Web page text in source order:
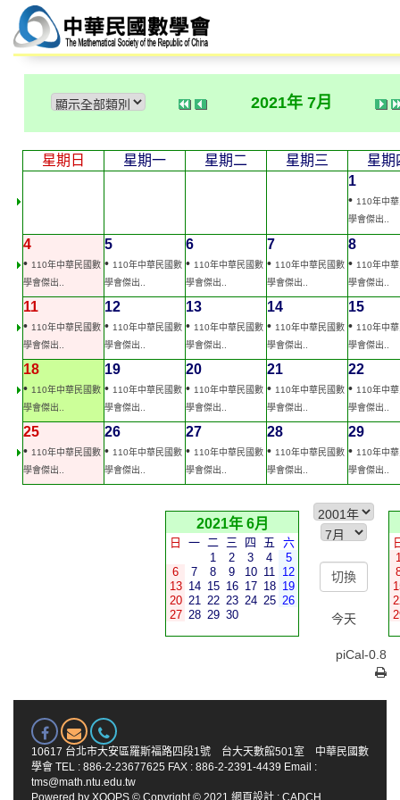
2021年 7月
星期日 星期一 星期二 星期三
星期
1
• 110年中
學會傑出..
4
• 110年中華民國數
學會傑出..
5
• 110年中華民國數
學會傑出..
6
• 110年中華民國數
學會傑出..
7
• 110年中華民國數
學會傑出..
8
• 110年中
學會傑出..
11
• 110年中華民國數
學會傑出..
12
• 110年中華民國數
學會傑出..
13
• 110年中華民國數
學會傑出..
14
• 110年中華民國數
學會傑出..
15
• 110年中
學會傑出..
18
• 110年中華民國數
學會傑出..
19
• 110年中華民國數
學會傑出..
20
• 110年中華民國數
學會傑出..
21
• 110年中華民國數
學會傑出..
22
• 110年中
學會傑出..
25
• 110年中華民國數
學會傑出..
26
• 110年中華民國數
學會傑出..
27
• 110年中華民國數
學會傑出..
28
• 110年中華民國數
學會傑出..
29
• 110年中
學會傑出..
2021年 6月
日 一 二 三 四 五
六
1
2 3 4
5
6
7 8 9 10 11 12
13 14 15 16 17 18 19
20 21 22 23 24 25 26
27 28 29 30 今天
piCal-0.8
10617 台北市大安區羅斯福路四段1號 台大天數館501室 中華民國數
學會 TEL : 886-2-23677625 FAX : 886-2-2391-4439 Email :
tms@math.ntu.edu.tw
Powered by XOOPS © Copyright © 2021 網頁設計 : CADCH